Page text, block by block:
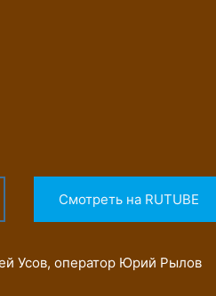
Смотреть на RUTUBE
Усов, оператор Юрий Рылов